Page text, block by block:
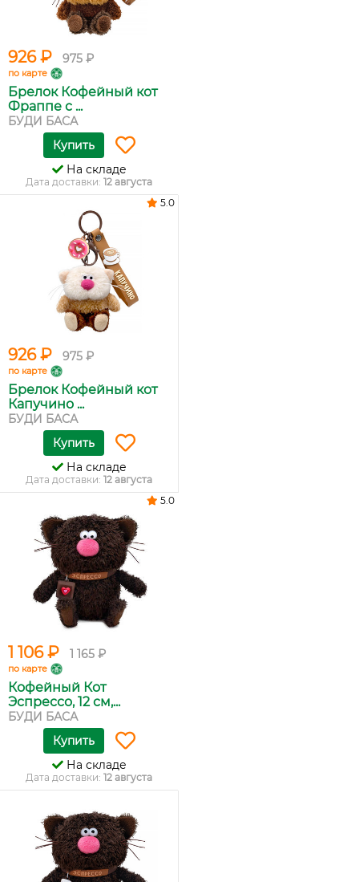
926 ₽ 975 ₽
по карте
Брелок Кофейный кот
Фраппе с ...
БУДИ БАСА
Купить
На складе
Дата доставки: 12 августа
926 ₽ 975 ₽
по карте
Брелок Кофейный кот
Капучино ...
БУДИ БАСА
5.0
Купить
На складе
Дата доставки: 12 августа
1 106 ₽ 1 165 ₽
по карте
Кофейный Кот
Эспрессо, 12 см,...
БУДИ БАСА
5.0
Купить
На складе
Дата доставки: 12 августа